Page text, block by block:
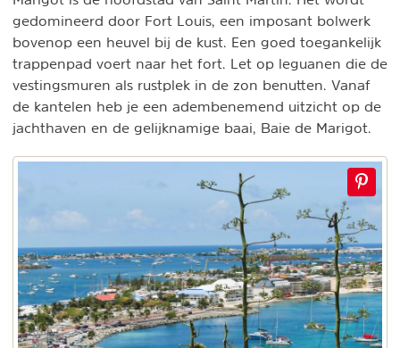
gedomineerd door Fort Louis, een imposant bolwerk
bovenop een heuvel bij de kust. Een goed toegankelijk
trappenpad voert naar het fort. Let op leguanen die de
vestingsmuren als rustplek in de zon benutten. Vanaf
de kantelen heb je een adembenemend uitzicht op de
jachthaven en de gelijknamige baai, Baie de Marigot.